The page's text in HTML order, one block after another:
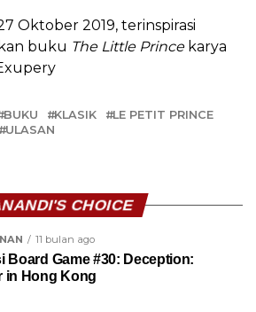
Oktober 2019, terinspirasi
buku The Little Prince karya
BUKU KLASIK
LE PETIT PRINCE
ULASAN
CHOICE
11 bulan ago
Board Game #30: Deception:
in Hong Kong